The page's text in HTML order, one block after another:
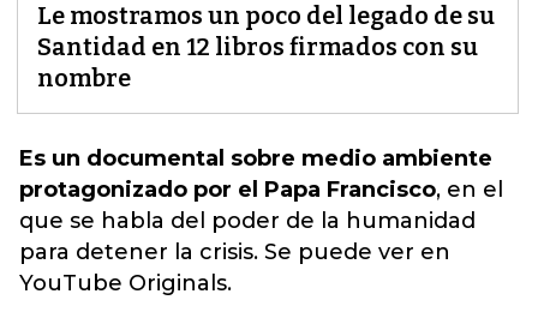
Le mostramos un poco del legado de su
Santidad en 12 libros firmados con su
nombre
Es un documental sobre medio ambiente
protagonizado por el Papa Francisco, en el
que se habla del poder de la humanidad
para detener la crisis. Se puede ver en
YouTube Originals.